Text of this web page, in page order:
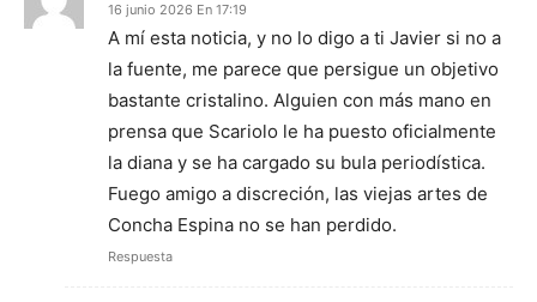
16 junio 2026 En 17:19
A mí esta noticia, y no lo digo a ti Javier si no a
la fuente, me parece que persigue un objetivo
bastante cristalino. Alguien con más mano en
prensa que Scariolo le ha puesto oficialmente
la diana y se ha cargado su bula periodística.
Fuego amigo a discreción, las viejas artes de
Concha Espina no se han perdido.
Respuesta